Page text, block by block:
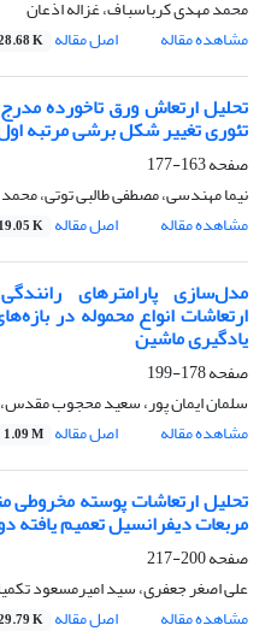
محمد مهدی کرباسباف، غزاله اذعان
مشاهده مقاله
اصل مقاله K
تحلیل ارتعاش ورق تاخورده
تئوری تغییر شکل برشی مرتبه
صفحه163-177
نیما مهندسی، مصطفی طالبی توتی،
مشاهده مقاله
اصل مقاله K
مدل‌سازی پارامترهای
ارتعاشات انواع محموله در
یادگیری ماشین
صفحه178-199
سلمان ایمان پور، سعید محجوب
مشاهده مقاله
اصل مقاله 1.09 M
تحلیل ارتعاشات پوسته
مربعات دیفرانسیل تعمیم یافته
صفحه200-217
علی اصغر جعفری، سید امیرمسعود
مشاهده مقاله
اصل مقاله K